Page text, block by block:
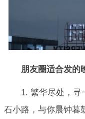
朋友圈适合发的
1. 繁华尽处，寻
石小路，与你晨钟暮